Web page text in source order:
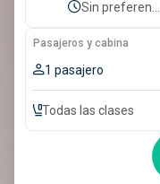
Pasajeros y cabina
1 pasajero
Todas las clases